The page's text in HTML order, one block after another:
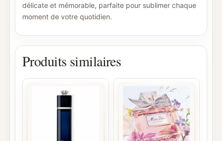
délicate et mémorable, parfaite pour sublimer chaque
moment de votre quotidien.
Produits similaires